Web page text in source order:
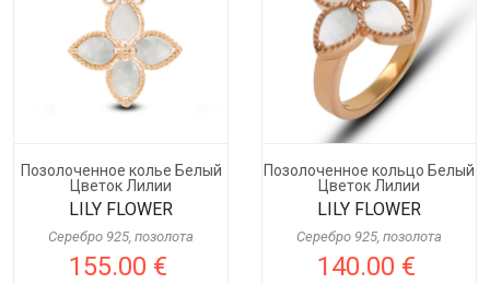
Позолоченное колье Белый
Цветок Лилии
LILY FLOWER
Серебро 925, позолота
155.00 €
Позолоченное кольцо Белый
Цветок Лилии
LILY FLOWER
Серебро 925, позолота
140.00 €